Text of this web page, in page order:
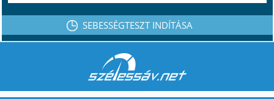
SEBESSÉGTESZT INDÍTÁSA